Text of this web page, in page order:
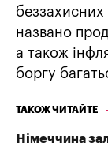
беззахисних
названо
а також
боргу
ТАКОЖ ЧИТАЙТЕ
Німеччина